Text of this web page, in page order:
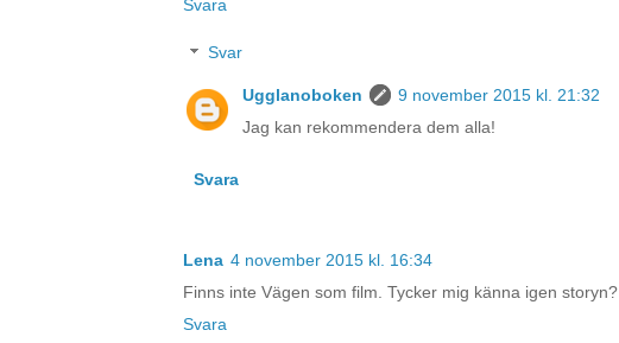
Svara
Svar
Ugglanoboken
9 november 2015 kl. 21:32
Jag kan rekommendera dem alla!
Svara
Lena 4 november 2015 kl. 16:34
Finns inte Vägen som film. Tycker mig känna igen storyn?
Svara